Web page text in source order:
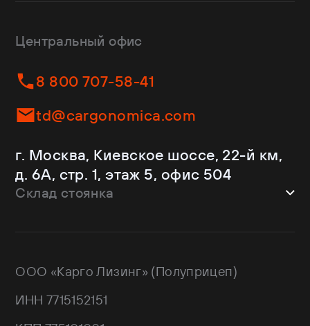
Изотермы
Контейнеровозы
Самосвалы
Ломовозы
С кониками
Рефрижераторы
Dongfeng
Helfimmer
JAC
Kassbohrer
Krone
Mercedes-Benz
Schmitz Cargobull
Shacman
Wielton
Валдай
НЕФАЗ
Центральный офис
8 800 707-58-41
td@cargonomica.com
г. Москва, Киевское шоссе, 22-й км,
д. 6А, стр. 1, этаж 5, офис 504
Склад стоянка
171 GPS: 55.443540, 37.293077
ООО «Карго Лизинг» (Полуприцеп)
ИНН 7715152151